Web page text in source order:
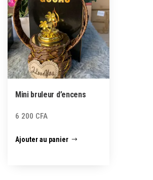
Mini bruleur d’encens
6 200 CFA
Ajouter au panier